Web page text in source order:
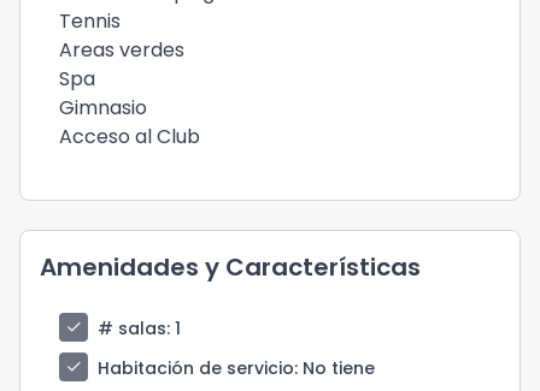
Tennis
Areas verdes
Spa
Gimnasio
Acceso al Club
Amenidades y Características
check # salas: 1
check
Habitación de servicio: No tiene